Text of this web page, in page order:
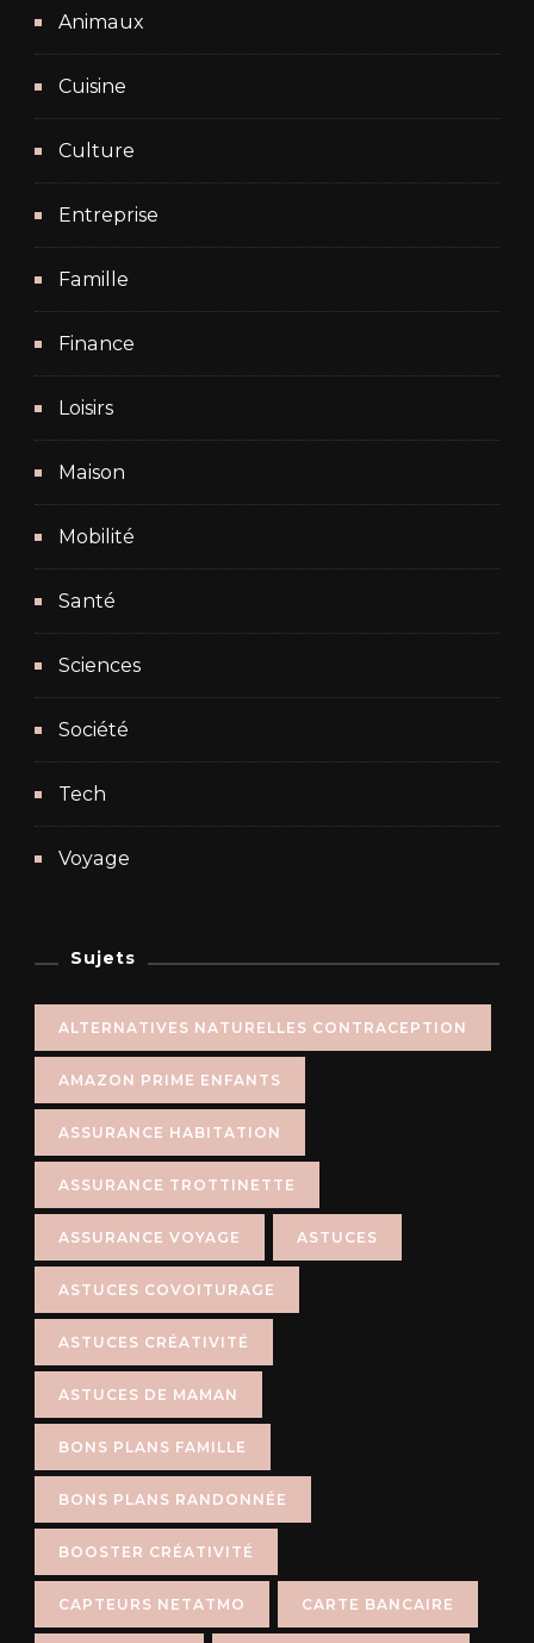
Animaux
Cuisine
Culture
Entreprise
Famille
Finance
Loisirs
Maison
Mobilité
Santé
Sciences
Société
Tech
Voyage
Sujets
ALTERNATIVES NATURELLES CONTRACEPTION
AMAZON PRIME ENFANTS
ASSURANCE HABITATION
ASSURANCE TROTTINETTE
ASSURANCE VOYAGE ASTUCES
ASTUCES COVOITURAGE
ASTUCES CRÉATIVITÉ
ASTUCES DE MAMAN
BONS PLANS FAMILLE
BONS PLANS RANDONNÉE
BOOSTER CRÉATIVITÉ
CAPTEURS NETATMO CARTE BANCAIRE